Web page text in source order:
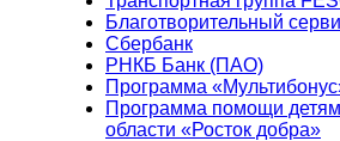
Благотворительный
Сбербанк
РНКБ Банк (ПАО)
Программа
Программа помощи
области «Росток добра»